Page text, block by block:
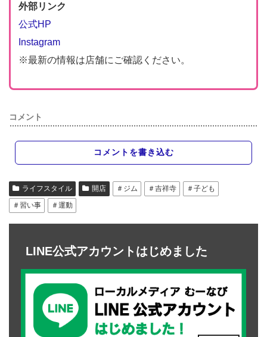
外部リンク
公式HP
Instagram
※最新の情報は店舗にご確認ください。
コメント
コメントを書き込む
ライフスタイル 開店 ＃ジム ＃吉祥寺
＃子ども
＃習い事
＃運動
LINE公式アカウントはじめました